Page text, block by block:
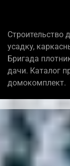
усадку,
Бригада
дачи. Каталог
домокомплект.